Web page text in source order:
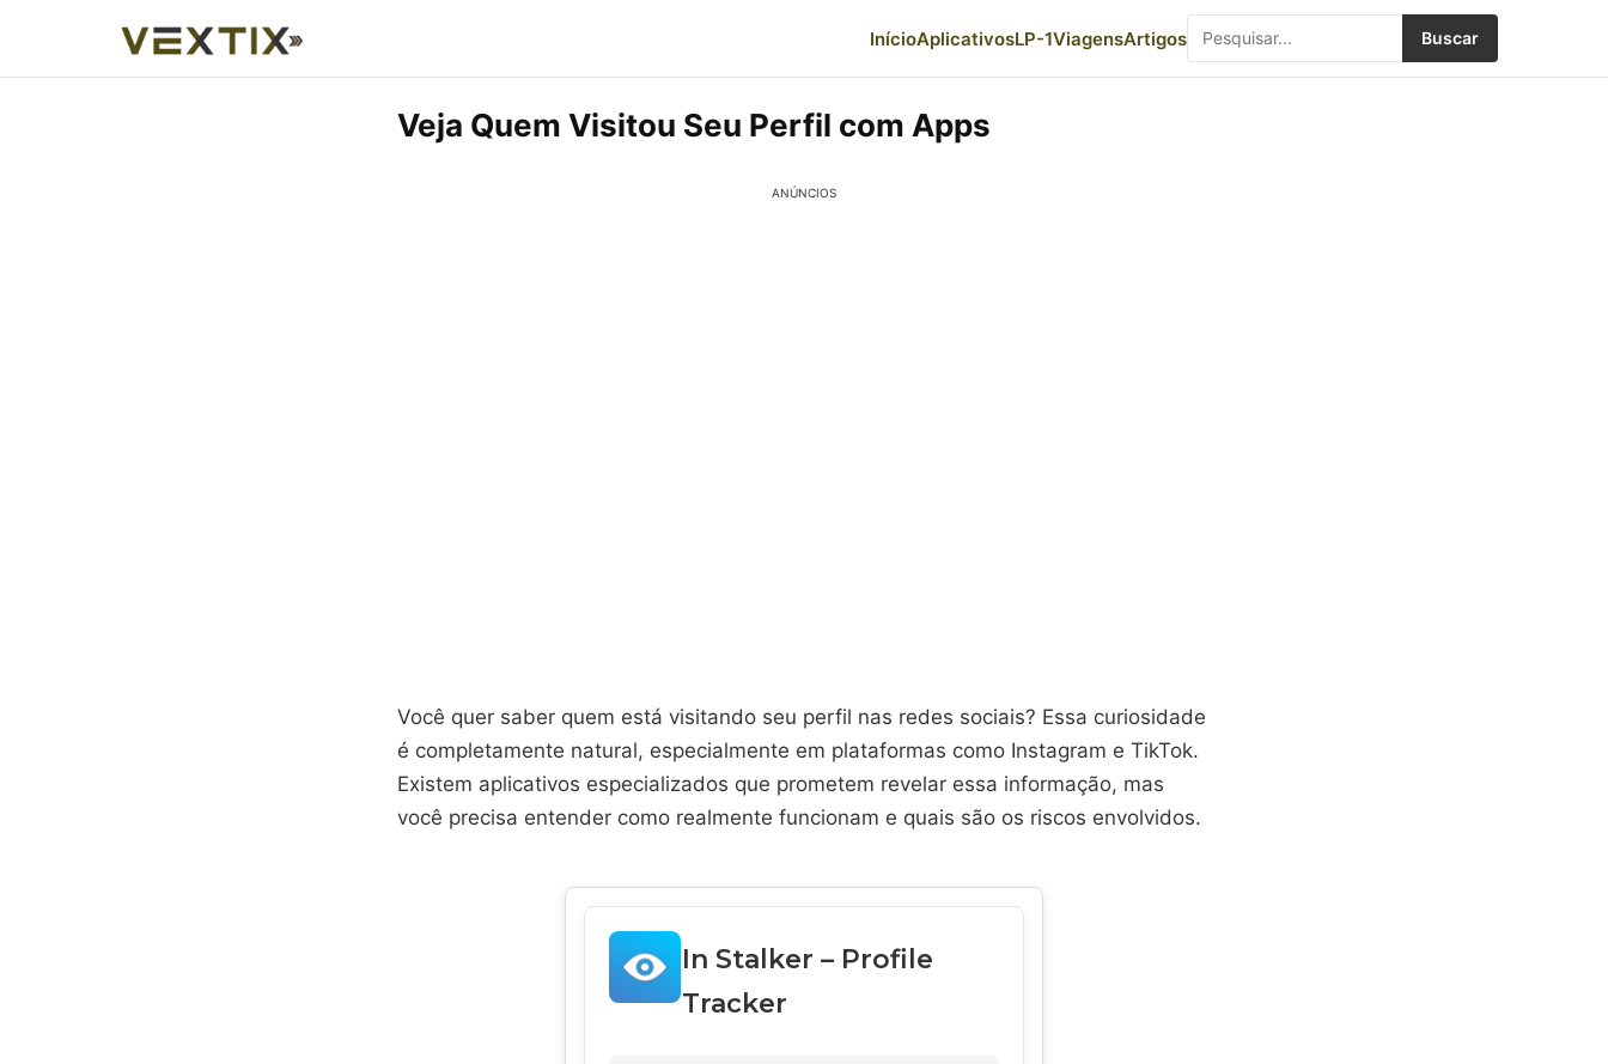
InícioAplicativosLP-1ViagensArtigos Buscar
Veja Quem Visitou Seu Perfil com Apps
ANÚNCIOS
Você quer saber quem está visitando seu perfil nas redes sociais? Essa curiosidade
é completamente natural, especialmente em plataformas como Instagram e TikTok.
Existem aplicativos especializados que prometem revelar essa informação, mas
você precisa entender como realmente funcionam e quais são os riscos envolvidos.
In Stalker – Profile
Tracker